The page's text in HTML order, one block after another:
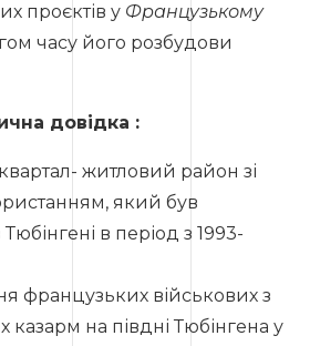
проєктів у Французькому
часу його розбудови
довідка :
житловий район зі
який був
в період з 1993-
французьких військових з
казарм на півдні Тюбінгена у